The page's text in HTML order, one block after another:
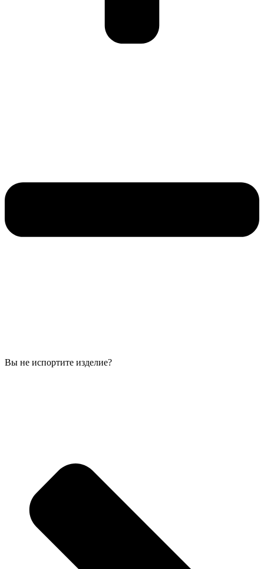
Вы не испортите изделие?